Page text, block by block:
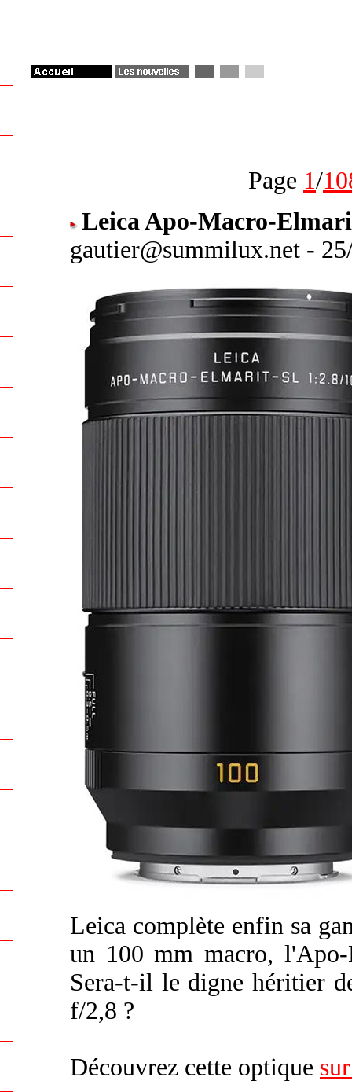
Page 1/
Leica Apo-Macro-
gautier@summilux.net -
Leica complète enfin sa
un 100 mm macro,
Sera-t-il le digne héritier
f/2,8 ?
Découvrez cette optique